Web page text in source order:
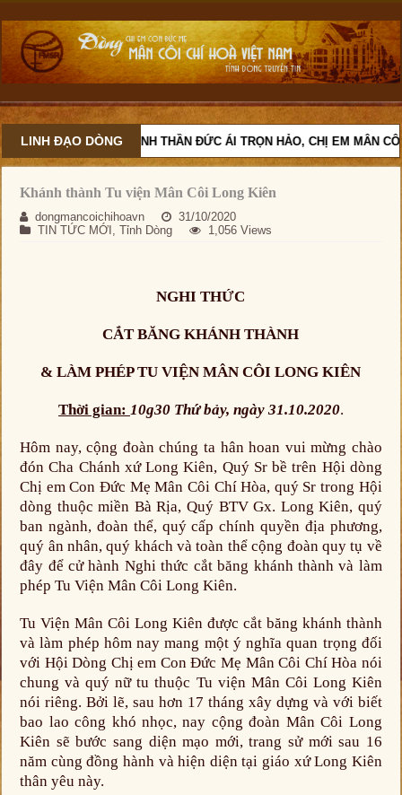
LINH ĐẠO DÒNGVỚI TINH THẦN ĐỨC ÁI TRỌN HẢO, CHỊ EM MÂN CÔI
Khánh thành Tu viện Mân Côi Long Kiên
dongmancoichihoavn
31/10/2020
TIN TỨC MỚI ,Tỉnh Dòng 1,056 Views
NGHI THỨC
CẮT BĂNG KHÁNH THÀNH
& LÀM PHÉP TU VIỆN MÂN CÔI LONG KIÊN
Thời gian: 10g30 Thứ bảy, ngày 31.10.2020.
Hôm nay, cộng đoàn chúng ta hân hoan vui mừng chào
đón Cha Chánh xứ Long Kiên, Quý Sr bề trên Hội dòng
Chị em Con Đức Mẹ Mân Côi Chí Hòa, quý Sr trong Hội
dòng thuộc miền Bà Rịa, Quý BTV Gx. Long Kiên, quý
ban ngành, đoàn thể, quý cấp chính quyền địa phương,
quý ân nhân, quý khách và toàn thể cộng đoàn quy tụ về
đây để cử hành Nghi thức cắt băng khánh thành và làm
phép Tu Viện Mân Côi Long Kiên.
Tu Viện Mân Côi Long Kiên được cắt băng khánh thành
và làm phép hôm nay mang một ý nghĩa quan trọng đối
với Hội Dòng Chị em Con Đức Mẹ Mân Côi Chí Hòa nói
chung và quý nữ tu thuộc Tu viện Mân Côi Long Kiên
nói riêng. Bởi lẽ, sau hơn 17 tháng xây dựng và với biết
bao lao công khó nhọc, nay cộng đoàn Mân Côi Long
Kiên sẽ bước sang diện mạo mới, trang sử mới sau 16
năm cùng đồng hành và hiện diện tại giáo xứ Long Kiên
thân yêu này.